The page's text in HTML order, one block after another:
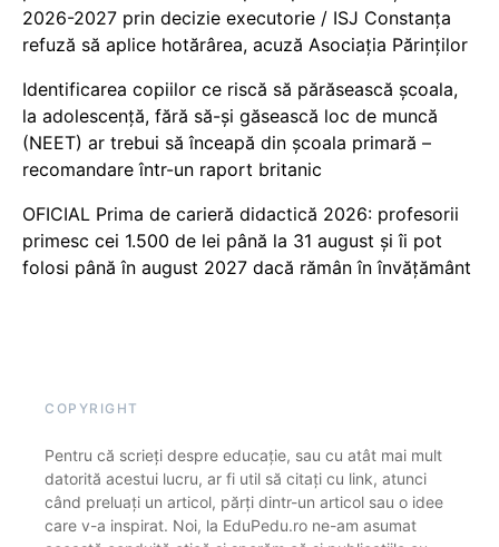
2026-2027 prin decizie executorie / ISJ Constanța
refuză să aplice hotărârea, acuză Asociația Părinților
Identificarea copiilor ce riscă să părăsească școala,
la adolescență, fără să-și găsească loc de muncă
(NEET) ar trebui să înceapă din școala primară –
recomandare într-un raport britanic
OFICIAL Prima de carieră didactică 2026: profesorii
primesc cei 1.500 de lei până la 31 august și îi pot
folosi până în august 2027 dacă rămân în învățământ
COPYRIGHT
Pentru că scrieți despre educație, sau cu atât mai mult
datorită acestui lucru, ar fi util să citați cu link, atunci
când preluați un articol, părți dintr-un articol sau o idee
care v-a inspirat. Noi, la EduPedu.ro ne-am asumat